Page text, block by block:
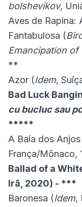
bolshevikov,
Aves de Rapina:
Fantabulosa (
Emancipation of
**
Azor (Idem,
Bad Luck
cu bucluc sau
*****
A Baía dos
França/
Ballad of a
Irã, 2020) - ***
Baronesa (Idem,